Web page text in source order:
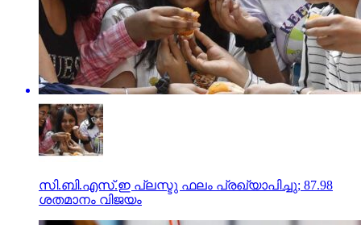
സി.ബി.എസ്.ഇ പ്ലസ്ടു ഫലം പ്രഖ്യാപിച്ചു; 87.98
ശതമാനം വിജയം